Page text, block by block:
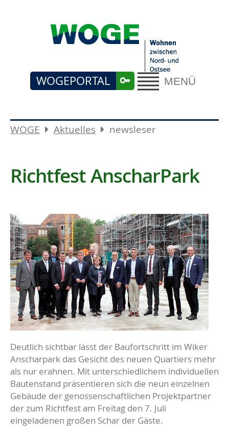
MENÜ
WOGEPORTAL
WOGE Aktuelles newsleser
Richtfest AnscharPark
Deutlich sichtbar lässt der Baufortschritt im Wiker
Anscharpark das Gesicht des neuen Quartiers mehr
als nur erahnen. Mit unterschiedlichem individuellen
Bautenstand präsentieren sich die neun einzelnen
Gebäude der genossenschaftlichen Projektpartner
der zum Richtfest am Freitag den 7. Juli
eingeladenen großen Schar der Gäste.